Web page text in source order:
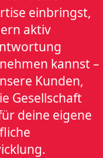
einbringst,
aktiv
kannst –
Kunden,
Gesellschaft
deine eigene